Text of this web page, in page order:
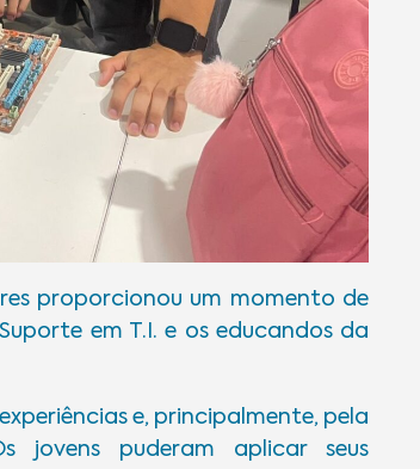
proporcionou um momento de
em T.I. e os educandos da
e, principalmente, pela
jovens puderam aplicar seus